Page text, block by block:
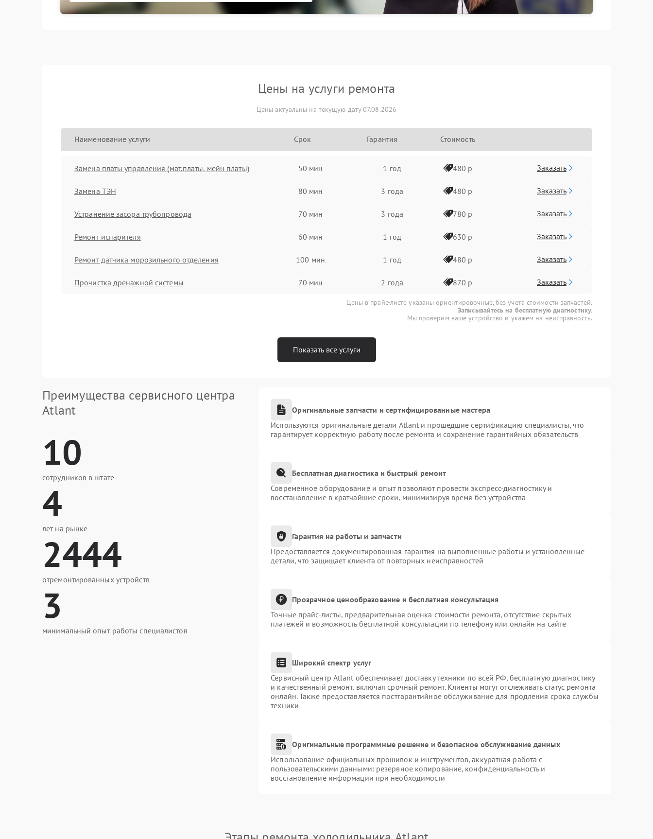
Цены на услуги ремонта
Цены актуальны на текущую дату 07.08.2026
Наименование услуги Срок Гарантия Стоимость
Замена платы управления (мат.платы, мейн платы) 50 мин 1 год 480 р Заказать
Замена ТЭН 80 мин 3 года 480 р Заказать
Устранение засора трубопровода 70 мин 3 года 780 р Заказать
Ремонт испарителя 60 мин 1 год 630 р Заказать
Ремонт датчика морозильного отделения 100 мин 1 год 480 р Заказать
Прочистка дренажной системы 70 мин 2 года 870 р Заказать
Цены в прайс-листе указаны ориентировочные, без учета стоимости запчастей.
Записывайтесь на бесплатную диагностику.
Мы проверим ваше устройство и укажем на неисправность.
Показать все услуги
Преимущества сервисного центра
Atlant
10
сотрудников в штате
4
лет на рынке
2444
отремонтированных устройств
3
минимальный опыт работы специалистов
Оригинальные запчасти и сертифицированные мастера
Используются оригинальные детали Atlant и прошедшие сертификацию специалисты, что
гарантирует корректную работу после ремонта и сохранение гарантийных обязательств
Бесплатная диагностика и быстрый ремонт
Современное оборудование и опыт позволяют провести экспресс-диагностику и
восстановление в кратчайшие сроки, минимизируя время без устройства
Гарантия на работы и запчасти
Предоставляется документированная гарантия на выполненные работы и установленные
детали, что защищает клиента от повторных неисправностей
Прозрачное ценообразование и бесплатная консультация
Точные прайс-листы, предварительная оценка стоимости ремонта, отсутствие скрытых
платежей и возможность бесплатной консультации по телефону или онлайн на сайте
Широкий спектр услуг
Сервисный центр Atlant обеспечивает доставку техники по всей РФ, бесплатную диагностику
и качественный ремонт, включая срочный ремонт. Клиенты могут отслеживать статус ремонта
онлайн. Также предоставляется постгарантийное обслуживание для продления срока службы
техники
Оригинальные программные решение и безопасное обслуживание данных
Использование официальных прошивок и инструментов, аккуратная работа с
пользовательскими данными: резервное копирование, конфиденциальность и
восстановление информации при необходимости